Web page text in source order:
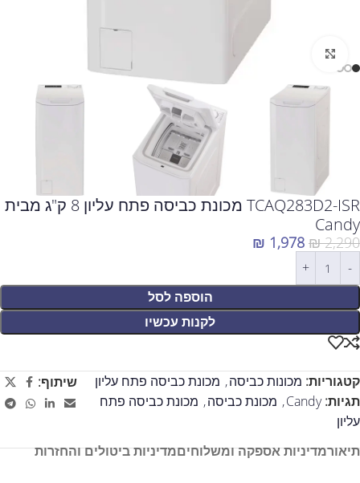
TCAQ283D2-ISR מכונת כביסה פתח עליון 8 ק"ג מבית
Candy
₪2,290
₪ 1,978
הוספה לסל
לקנות עכשיו
קטגוריות: מכונות כביסה, מכונת כביסה פתח עליון
תגיות: Candy
, מכונת כביסה, מכונת כביסה פתח
עליון
שיתוף:
תיאורמדיניות אספקה ומשלוחיםמדיניות ביטולים והחזרות
לחצו להגדלה